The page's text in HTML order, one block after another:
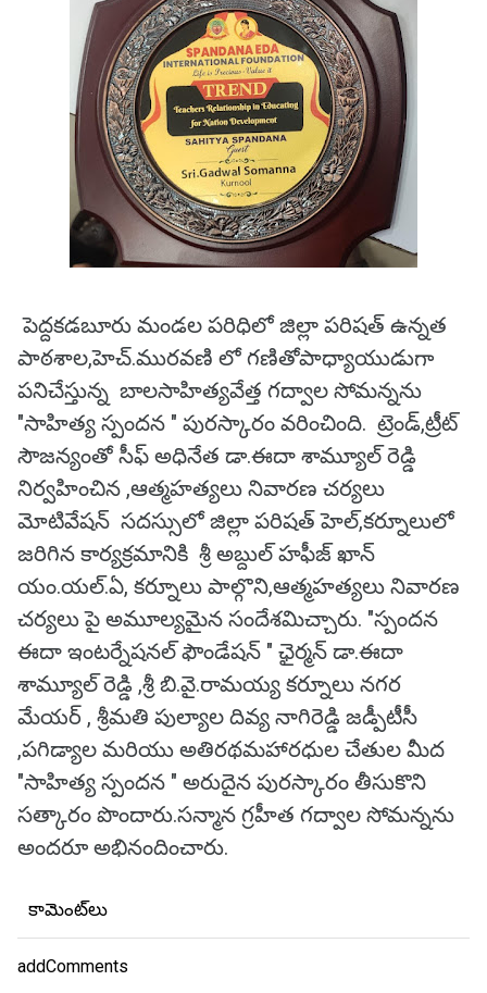
పెద్దకడబూరు మండల పరిధిలో జిల్లా పరిషత్ ఉన్నత
పాఠశాల,హెచ్.మురవణి లో గణితోపాధ్యాయుడుగా
పనిచేస్తున్న బాలసాహిత్యవేత్త గద్వాల సోమన్నను
"సాహిత్య స్పందన " పురస్కారం వరించింది. ట్రెండ్,ట్రీట్
సౌజన్యంతో సీఫ్ అధినేత డా.ఈదా శామ్యూల్ రెడ్డి
నిర్వహించిన ,ఆత్మహత్యలు నివారణ చర్యలు
మోటివేషన్ సదస్సులో జిల్లా పరిషత్ హెల్,కర్నూలులో
జరిగిన కార్యక్రమానికి శ్రీ అబ్దుల్ హఫీజ్ ఖాన్
యం.యల్.ఏ, కర్నూలు పాల్గొని,ఆత్మహత్యలు నివారణ
చర్యలు పై అమూల్యమైన సందేశమిచ్చారు. "స్పందన
ఈదా ఇంటర్నేషనల్ ఫౌండేషన్ " ఛైర్మన్ డా.ఈదా
శామ్యూల్ రెడ్డి ,శ్రీ బి.వై.రామయ్య కర్నూలు నగర
మేయర్ , శ్రీమతి పుల్యాల దివ్య నాగిరెడ్డి జడ్పీటీసీ
,పగిడ్యాల మరియు అతిరథమహారధుల చేతుల మీద
"సాహిత్య స్పందన " అరుదైన పురస్కారం తీసుకొని
సత్కారం పొందారు.సన్మాన గ్రహీత గద్వాల సోమన్నను
అందరూ అభినందించారు.
కామెంట్‌లు
addComments